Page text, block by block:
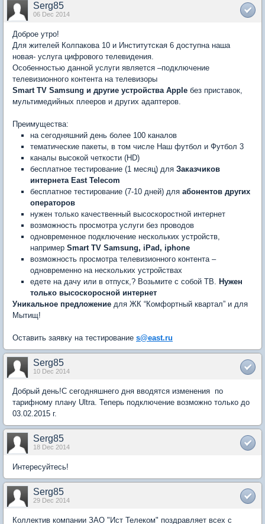
Serg85
06 Dec 2014
Доброе утро!
Для жителей Колпакова 10 и Институтская 6 доступна наша
новая- услуга цифрового телевидения.
Особенностью данной услуги является –подключение
телевизионного контента на телевизоры
Smart TV Samsung и другие устройства Apple без приставок,
мультимедийных плееров и других адаптеров.
Преимущества:
на сегодняшний день более 100 каналов
тематические пакеты, в том числе Наш футбол и Футбол 3
каналы высокой четкости (HD)
бесплатное тестирование (1 месяц) для Заказчиков
интернета East Telecom
бесплатное тестирование (7-10 дней) для абонентов других
операторов
нужен только качественный высоскоростной интернет
возможность просмотра услуги без проводов
одновременное подключение нескольких устройств,
например Smart TV Samsung, iPad, iphone
возможность просмотра телевизионного контента –
одновременно на нескольких устройствах
едете на дачу или в отпуск,? Возьмите с собой ТВ. Нужен
только высоскоросной интернет
Уникальное предложение для ЖК “Комфортный квартал” и для
Мытищ!
Оставить заявку на тестирование s@east.ru
Serg85
10 Dec 2014
Добрый день!С сегодняшнего дня вводятся изменения по
тарифному плану Ultra. Теперь подключение возможно только до
03.02.2015 г.
Serg85
18 Dec 2014
Интересуйтесь!
Serg85
29 Dec 2014
Коллектив компании ЗАО "Ист Телеком" поздравляет всех с